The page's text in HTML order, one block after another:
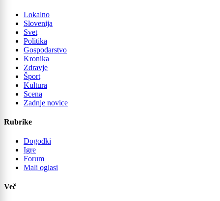
Lokalno
Slovenija
Svet
Politika
Gospodarstvo
Kronika
Zdravje
Šport
Kultura
Scena
Zadnje novice
Rubrike
Dogodki
Igre
Forum
Mali oglasi
Več